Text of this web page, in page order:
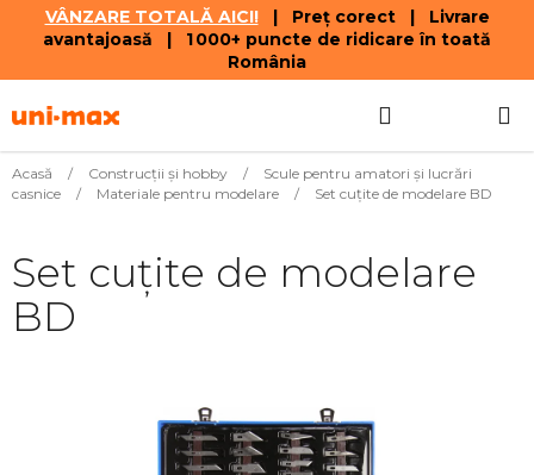
VÂNZARE TOTALĂ AICI!| Preț corect | Livrare
avantajoasă | 1 000+ puncte de ridicare în toată
România
la
DE
Acasă / Construcții și hobby /
Scule pentru amatori şi lucrări
casnice
/ Materiale pentru modelare / Set cuțite de modelare BD
Set cuțite de modelare
BD